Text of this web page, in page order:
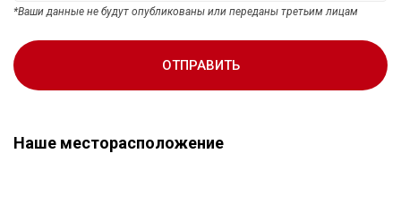
*Ваши данные не будут опубликованы или переданы третьим лицам
ОТПРАВИТЬ
Наше месторасположение